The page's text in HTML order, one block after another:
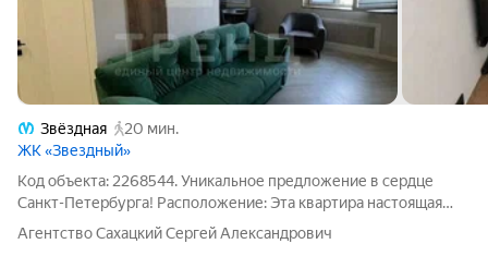
Звёздная
20 мин.
ЖК «Звездный»
Код объекта: 2268544. Уникальное предложение в сердце
Санкт-Петербурга! Расположение: Эта квартира настоящая
находка для тех, кто ценит комфорт и удобство. Жилой
комплекс 2016 года постройки расположен в одном из самых
Агентство Сахацкий Сергей Александрович